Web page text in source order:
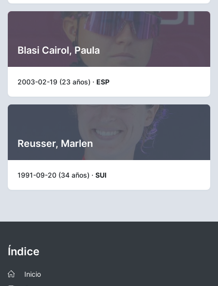
Blasi Cairol, Paula
2003-02-19 (23 años) · ESP
Reusser, Marlen
1991-09-20 (34 años) · SUI
Índice
Inicio